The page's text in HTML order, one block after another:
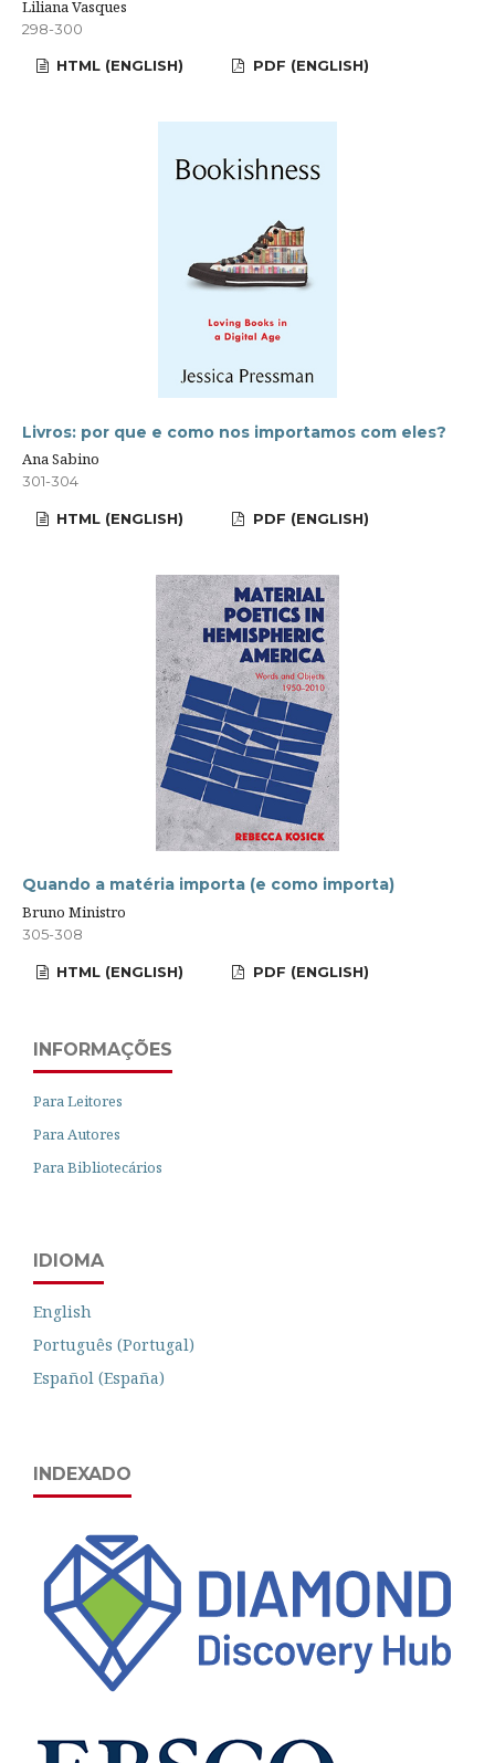
Liliana Vasques
298-300
HTML (ENGLISH) PDF (ENGLISH)
Livros: por que e como nos importamos com eles?
Ana Sabino
301-304
HTML (ENGLISH) PDF (ENGLISH)
Quando a matéria importa (e como importa)
Bruno Ministro
305-308
HTML (ENGLISH) PDF (ENGLISH)
INFORMAÇÕES
Para Leitores
Para Autores
Para Bibliotecários
IDIOMA
English
Português (Portugal)
Español (España)
INDEXADO